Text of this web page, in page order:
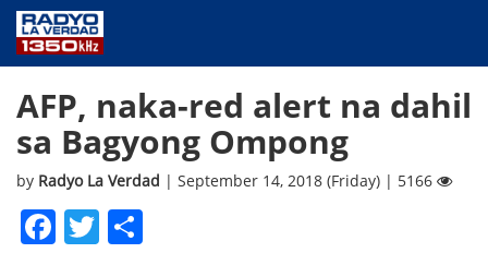
PUBLIC SERVICE
ANNOUNCEMENTS
PROGRAMS
ABOUT
CONTACT US
AFP, naka-red alert na dahil
sa Bagyong Ompong
by Radyo La Verdad | September 14, 2018 (Friday) | 5166
Facebook
Twitter